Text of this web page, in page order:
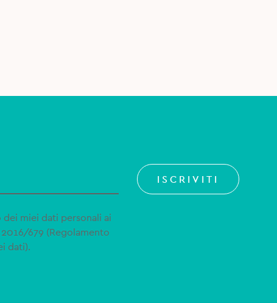
miei dati personali ai
679 (Regolamento
dati).
ISCRIVITI